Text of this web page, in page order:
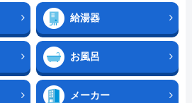
給湯器
お風呂
メーカー